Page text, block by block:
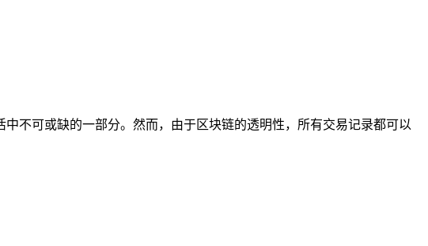
不可或缺的一部分。然而，由于区块链的透明性，所有交易记录都可以